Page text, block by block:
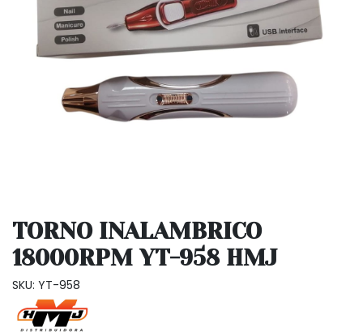
TORNO INALAMBRICO
18000RPM YT-958 HMJ
SKU: YT-958